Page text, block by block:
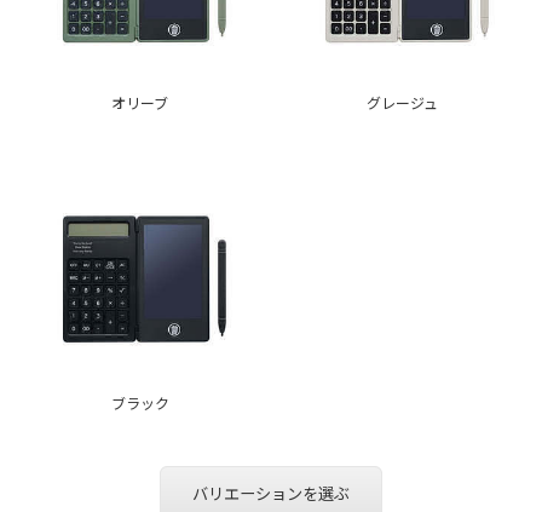
オリーブ グレージュ
ブラック
バリエーションを選ぶ